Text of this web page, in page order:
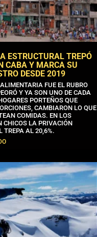
ESTRUCTURAL TREPÓ
CABA Y MARCA SU
DESDE 2019
FUE EL RUBRO
Y YA SON UNO DE CADA
PORTEÑOS QUE
CAMBIARON LO QUE
COMIDAS. EN LOS
CHICOS LA PRIVACIÓN
TREPA AL 20,6%.